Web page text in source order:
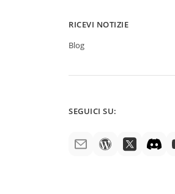
RICEVI NOTIZIE
Blog
SEGUICI SU: